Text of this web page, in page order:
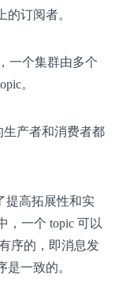
订阅者。
一个集群由多个
。
生产者和消费者都
提高拓展性和实
，一个 topic 可以
序的，即消息发
一致的。